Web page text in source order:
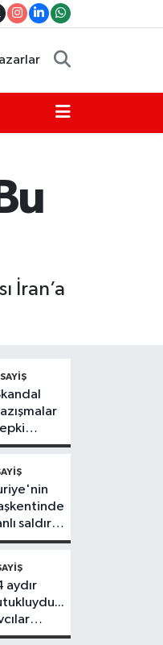
İran’a
saldırı!
sayıda
ve yaralı
aydır